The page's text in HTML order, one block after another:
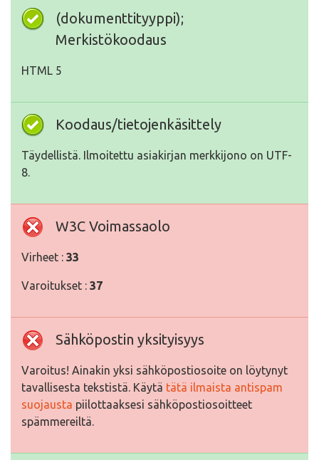
(dokumenttityyppi);
Merkistökoodaus
HTML 5
Koodaus/tietojenkäsittely
Täydellistä. Ilmoitettu asiakirjan merkkijono on UTF-
8.
W3C Voimassaolo
Virheet : 33
Varoitukset : 37
Sähköpostin yksityisyys
Varoitus! Ainakin yksi sähköpostiosoite on löytynyt
tavallisesta tekstistä. Käytä tätä ilmaista antispam
suojausta piilottaaksesi sähköpostiosoitteet
spämmereiltä.